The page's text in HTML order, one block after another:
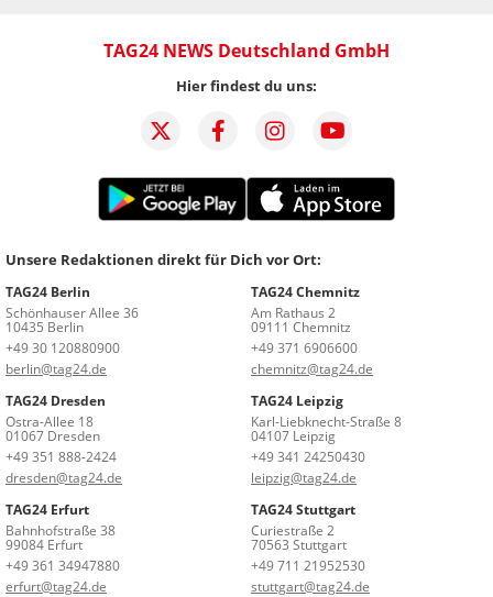
TAG24 NEWS Deutschland GmbH
Hier findest du uns:
Unsere Redaktionen direkt für Dich vor Ort:
TAG24 Berlin
Schönhauser Allee 36
10435 Berlin
+49 30 120880900
berlin@tag24.de
TAG24 Chemnitz
Am Rathaus 2
09111 Chemnitz
+49 371 6906600
chemnitz@tag24.de
TAG24 Dresden
Ostra-Allee 18
01067 Dresden
+49 351 888-2424
dresden@tag24.de
TAG24 Leipzig
Karl-Liebknecht-Straße 8
04107 Leipzig
+49 341 24250430
leipzig@tag24.de
TAG24 Erfurt
Bahnhofstraße 38
99084 Erfurt
+49 361 34947880
erfurt@tag24.de
TAG24 Stuttgart
Curiestraße 2
70563 Stuttgart
+49 711 21952530
stuttgart@tag24.de